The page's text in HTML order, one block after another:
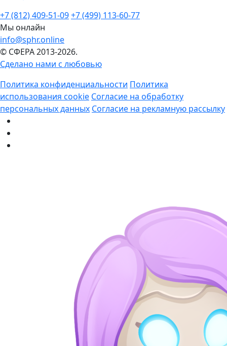
+7 (812) 409-51-09+7 (499) 113-60-77
Мы онлайн
info@sphr.online
© СФЕРА 2013-2026.
Сделано нами с любовью
Политика конфиденциальности Политика
использования cookie Согласие на обработку
персональных данных Согласие на рекламную рассылку